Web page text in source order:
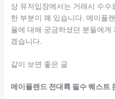
상 유저입장에서는 거래시 수수
한 부분이 꽤 있습니다. 메이플
율에 대해 궁금하셨던 분들에게
겠습니다.
같이 보면 좋은 글
메이플랜드 전대륙 필수 퀘스트